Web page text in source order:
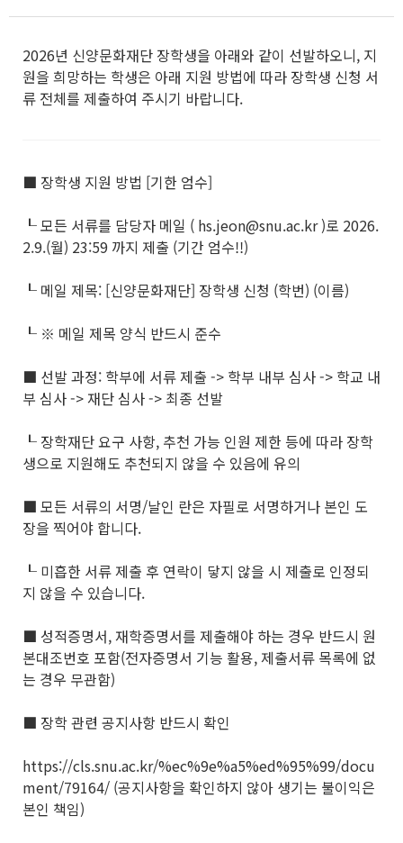
2026년 신양문화재단 장학생을 아래와 같이 선발하오니, 지
원을 희망하는 학생은 아래 지원 방법에 따라 장학생 신청 서
류 전체를 제출하여 주시기 바랍니다.
■ 장학생 지원 방법 [기한 엄수]
┖ 모든 서류를 담당자 메일 ( hs.jeon@snu.ac.kr )로 2026.
2.9.(월) 23:59 까지 제출 (기간 엄수!!)
┖ 메일 제목: [신양문화재단] 장학생 신청 (학번) (이름)
┖ ※ 메일 제목 양식 반드시 준수
■ 선발 과정: 학부에 서류 제출 -> 학부 내부 심사 -> 학교 내
부 심사 -> 재단 심사 -> 최종 선발
┖ 장학재단 요구 사항, 추천 가능 인원 제한 등에 따라 장학
생으로 지원해도 추천되지 않을 수 있음에 유의
■ 모든 서류의 서명/날인 란은 자필로 서명하거나 본인 도
장을 찍어야 합니다.
┖ 미흡한 서류 제출 후 연락이 닿지 않을 시 제출로 인정되
지 않을 수 있습니다.
■ 성적증명서, 재학증명서를 제출해야 하는 경우 반드시 원
본대조번호 포함(전자증명서 기능 활용, 제출서류 목록에 없
는 경우 무관함)
■ 장학 관련 공지사항 반드시 확인
https://cls.snu.ac.kr/%ec%9e%a5%ed%95%99/docu
ment/79164/ (공지사항을 확인하지 않아 생기는 불이익은
본인 책임)